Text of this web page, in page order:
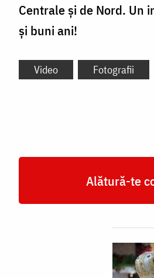
Centrale și de Nord. Un
și buni ani!
Video Fotografii
Alătură-te